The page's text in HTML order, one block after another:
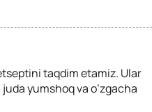
taqdim etamiz. Ular
yumshoq va o’zgacha